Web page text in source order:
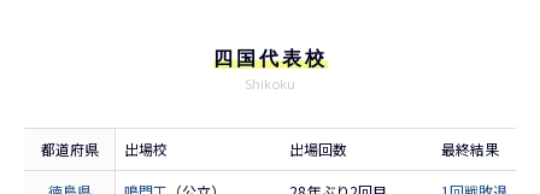
四国代表校
Shikoku
都道府県 出場校 出場回数 最終結果